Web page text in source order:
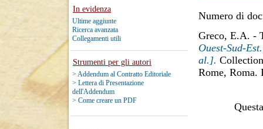
In evidenza
Ultime aggiunte
Ricerca avanzata
Collegamenti utili
Strumenti per gli autori
> Addendum al Contratto Editoriale
> Lettera di Presentazione
dell'Addendum
> Come creare un PDF
Numero di
Greco, E.A. -
Ouest-Sud-
al.].
Rome, Roma.